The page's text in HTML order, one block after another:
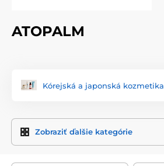
ATOPALM
Kórejská a japonská kozmetika
Zobraziť ďalšie kategórie